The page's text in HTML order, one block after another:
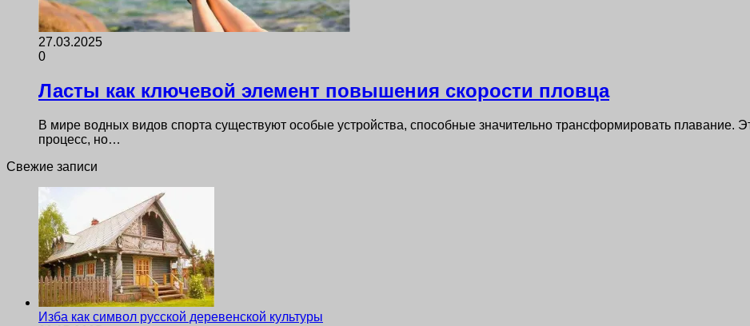
27.03.2025
0
Ласты как ключевой элемент повышения скорости пловца
В мире водных видов спорта существуют особые устройства, способные значительно трансформировать плавание.
процесс, но…
Свежие записи
Изба как символ русской деревенской культуры